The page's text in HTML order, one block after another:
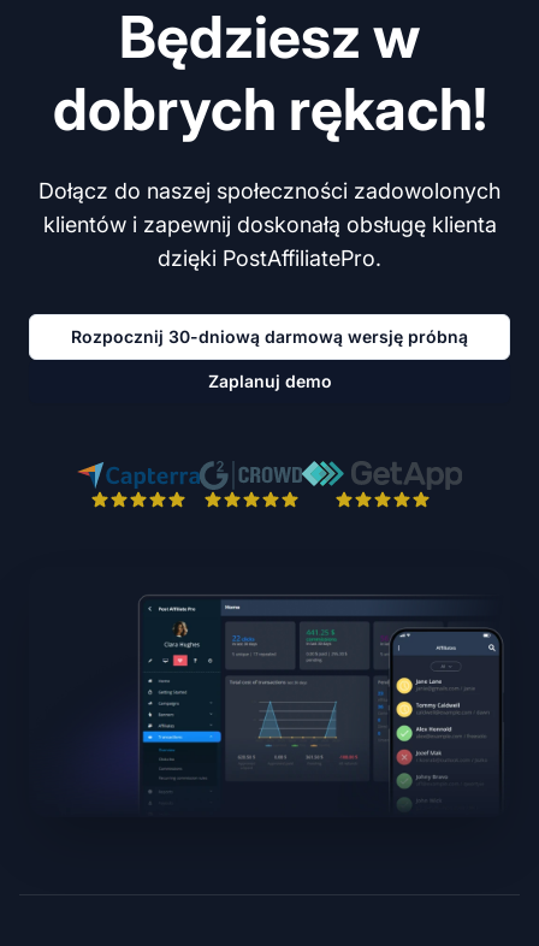
Będziesz w
dobrych rękach!
Dołącz do naszej społeczności zadowolonych
klientów i zapewnij doskonałą obsługę klienta
dzięki PostAffiliatePro.
Rozpocznij 30-dniową darmową wersję próbną
Zaplanuj demo